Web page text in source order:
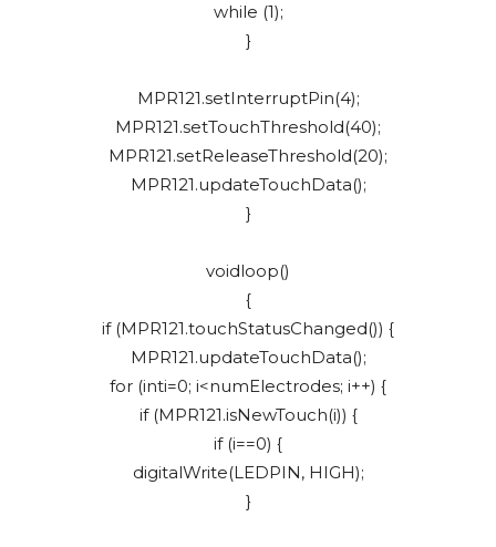
while (1);
}
MPR121.setInterruptPin(4);
MPR121.setTouchThreshold(40);
MPR121.setReleaseThreshold(20);
MPR121.updateTouchData();
}
voidloop()
{
if (MPR121.touchStatusChanged()) {
MPR121.updateTouchData();
for (inti=0; i<numElectrodes; i++) {
if (MPR121.isNewTouch(i)) {
if (i==0) {
digitalWrite(LEDPIN, HIGH);
}